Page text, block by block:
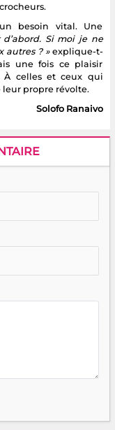
besoin vital. Une
Si moi je ne
autres ? » explique-t-
une fois ce plaisir
À celles et ceux qui
leur propre révolte.
Solofo Ranaivo